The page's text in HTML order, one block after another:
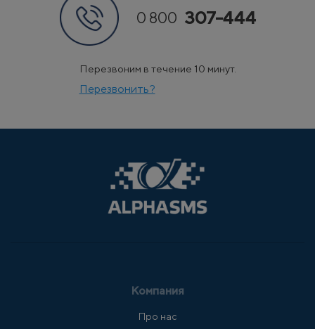
0 800 307-444
Перезвоним в течение 10 минут.
Перезвонить?
Компания
Про нас